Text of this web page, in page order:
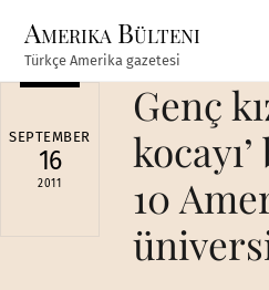
content
Amerika Bülteni
Türkçe Amerika gazetesi
SEPTEMBER
16
2011
Genç
10